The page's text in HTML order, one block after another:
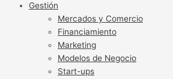
Gestión
Mercados y Comercio
Financiamiento
Marketing
Modelos de Negocio
Start-ups